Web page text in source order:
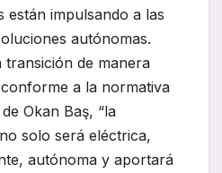
están impulsando a las
autónomas.
transición de manera
a la normativa
Okan Baş, “la
solo será eléctrica,
autónoma y aportará